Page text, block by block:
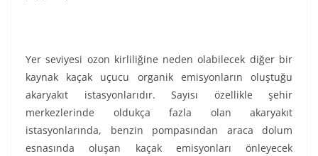
Yer seviyesi ozon kirliliğine neden olabilecek diğer bir
kaynak kaçak uçucu organik emisyonların oluştuğu
akaryakıt istasyonlarıdır. Sayısı özellikle şehir
merkezlerinde oldukça fazla olan akaryakıt
istasyonlarında, benzin pompasından araca dolum
esnasında oluşan kaçak emisyonları önleyecek